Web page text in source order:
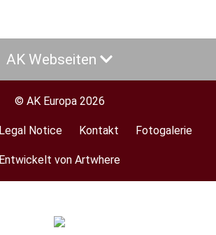
AK Webseiten
© AK Europa 2026
Legal Notice Kontakt Fotogalerie
Entwickelt von Artwhere